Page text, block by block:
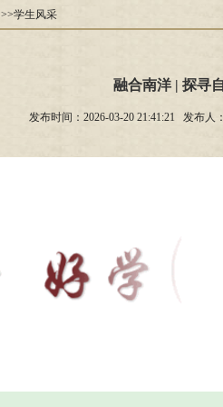
>>学生风采
融合南洋 | 探寻
发布时间：2026-03-20 21:41:21 发布